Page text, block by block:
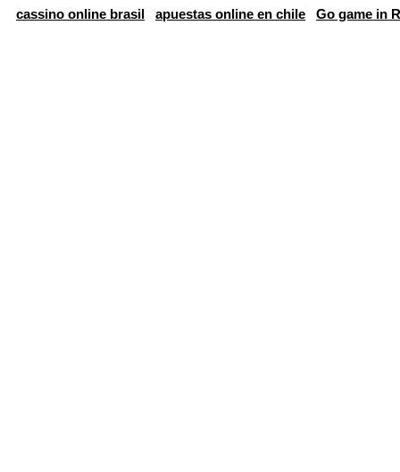
cassino online brasil apuestas online en chile Go game in